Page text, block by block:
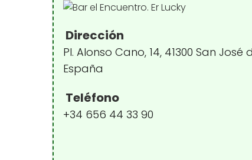
Dirección
Pl. Alonso Cano, 14, 41300 San
España
Teléfono
+34 656 44 33 90